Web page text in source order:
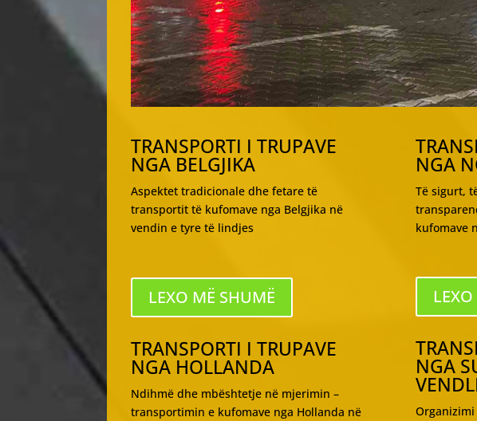
TRANSPORTI I TRUPAVE
NGA BELGJIKA
Aspektet tradicionale dhe fetare të
transportit të kufomave nga Belgjika në
vendin e tyre të lindjes
LEXO MË SHUMË
TRANSPORTI I TRUPAVE
NGA HOLLANDA
Ndihmë dhe mbështetje në mjerimin –
transportimin e kufomave nga Hollanda në
NGA
Të sigurt,
kufomave
NGA